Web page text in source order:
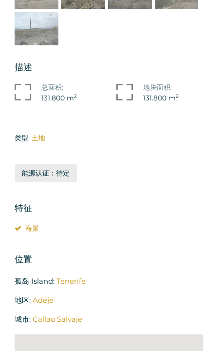
描述
总面积:
131.800 m2
地块面积:
131.800 m2
类型: 土地
能源认证：待定
特征
海景
位置
孤岛 Island: Tenerife
地区: Adeje
城市: Callao Salvaje